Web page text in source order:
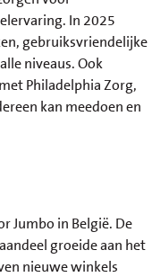
In 2025
gebruiksvriendelijke
niveaus. Ook
Philadelphia Zorg,
kan meedoen en
Jumbo in België. De
groeide aan het
nieuwe winkels